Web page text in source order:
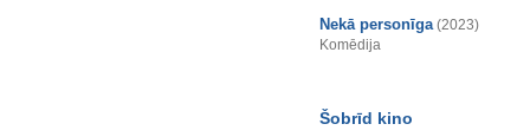
Nekā personīga (2023)
Komēdija
Šobrīd kino